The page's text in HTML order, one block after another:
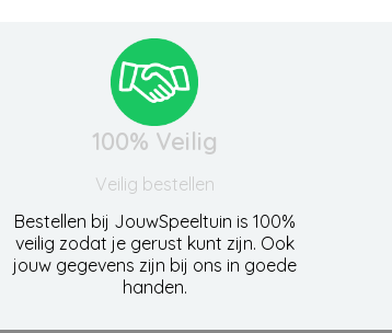
100% Veilig
Veilig bestellen
Bestellen bij JouwSpeeltuin is 100%
veilig zodat je gerust kunt zijn. Ook
jouw gegevens zijn bij ons in goede
handen.